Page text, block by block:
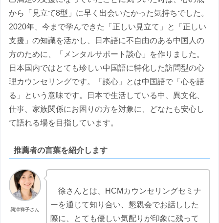
から「見立て8型」に早く出会いたかった気持ちでした。
2020年、今まで学んできた「正しい見立て」と「正しい
支援」の知識を活かし、日本語に不自由のある中国人の
方のために、「メンタルサポート談心」を作りました。
日本国内ではとても珍しい中国語に特化した訪問型の心
理カウンセリングです。「談心」とは中国語で「心を語
る」という意味です。日本で生活している中、異文化、
仕事、家族関係にお困りの方を対象に、どなたも安心し
て語れる場を目指しています。
推薦者の言葉を紹介します
興津祥子さん
徐さんとは、HCMカウンセリングセミナ
ーを通じて知り合い、懇親会でお話しした
際に、とても優しい気配りが印象に残って